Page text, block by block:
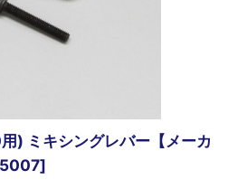
) ミキシングレバー【メーカ
]